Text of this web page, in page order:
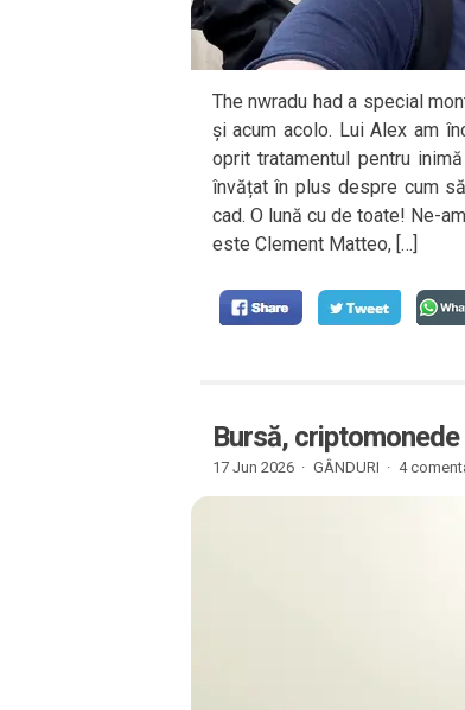
The nwradu had a special
și acum acolo. Lui Alex am
oprit tratamentul pentru
învățat în plus despre cum
cad. O lună cu de toate! Ne-
este Clement Matteo, […]
Bursă,
17 Jun 2026 · GÂNDURI · 4